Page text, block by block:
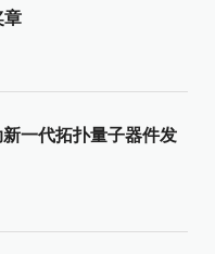
章
一代拓扑量子器件发